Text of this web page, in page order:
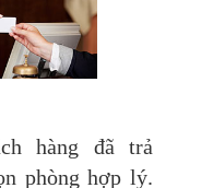
hàng đã trả
phòng hợp lý.